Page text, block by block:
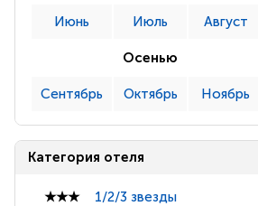
Июнь Июль Август
Осенью
Сентябрь Октябрь Ноябрь
Категория отеля
★★★
1/2/3 звезды